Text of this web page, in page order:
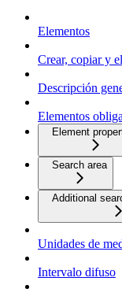
Elementos
Crear, copiar y
Descripción
Elementos
Element
Search area
Additional
Unidades de
Intervalo difuso